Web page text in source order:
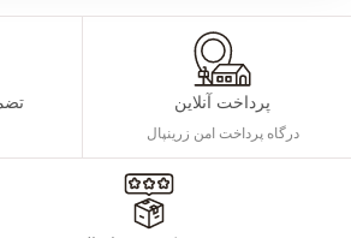
پرداخت آنلاین
درگاه پرداخت امن زرینپال